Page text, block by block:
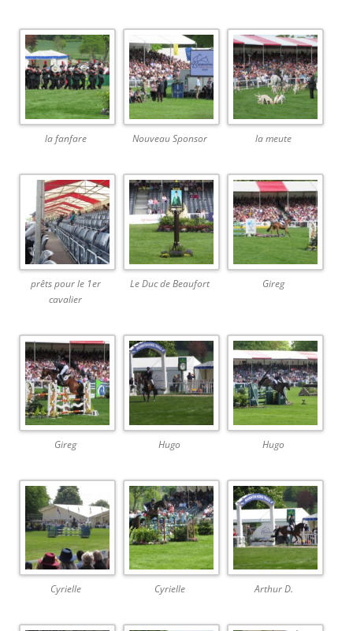
la fanfare Nouveau Sponsor la meute
prêts pour le 1er
cavalier
Le Duc de Beaufort Gireg
Gireg Hugo Hugo
Cyrielle Cyrielle Arthur D.